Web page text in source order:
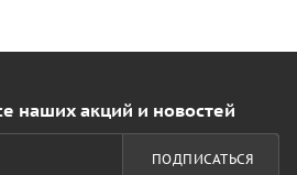
наших акций и новостей
ПОДПИСАТЬСЯ